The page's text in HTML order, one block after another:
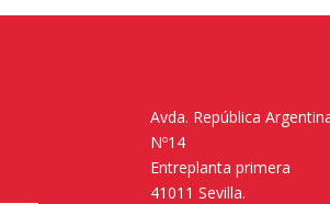
Avda. República
Nº14
Entreplanta primera
41011 Sevilla.